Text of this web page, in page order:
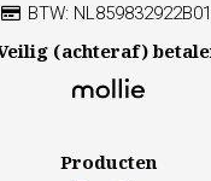
BTW: NL859832922B01
(achteraf)
Producten